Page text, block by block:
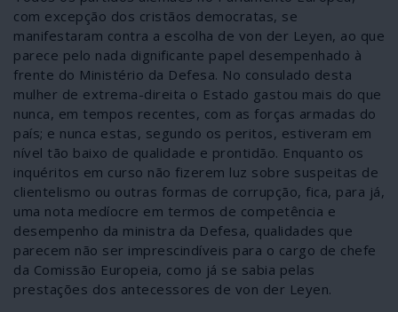
com excepção dos cristãos democratas, se
manifestaram contra a escolha de von der Leyen, ao que
parece pelo nada dignificante papel desempenhado à
frente do Ministério da Defesa. No consulado desta
mulher de extrema-direita o Estado gastou mais do que
nunca, em tempos recentes, com as forças armadas do
país; e nunca estas, segundo os peritos, estiveram em
nível tão baixo de qualidade e prontidão. Enquanto os
inquéritos em curso não fizerem luz sobre suspeitas de
clientelismo ou outras formas de corrupção, fica, para já,
uma nota medíocre em termos de competência e
desempenho da ministra da Defesa, qualidades que
parecem não ser imprescindíveis para o cargo de chefe
da Comissão Europeia, como já se sabia pelas
prestações dos antecessores de von der Leyen.